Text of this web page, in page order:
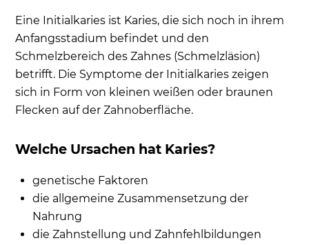
Eine Initialkaries ist Karies, die sich noch in ihrem
Anfangsstadium befindet und den
Schmelzbereich des Zahnes (Schmelzläsion)
betrifft. Die Symptome der Initialkaries zeigen
sich in Form von kleinen weißen oder braunen
Flecken auf der Zahnoberfläche.
Welche Ursachen hat Karies?
genetische Faktoren
die allgemeine Zusammensetzung der
Nahrung
die Zahnstellung und Zahnfehlbildungen